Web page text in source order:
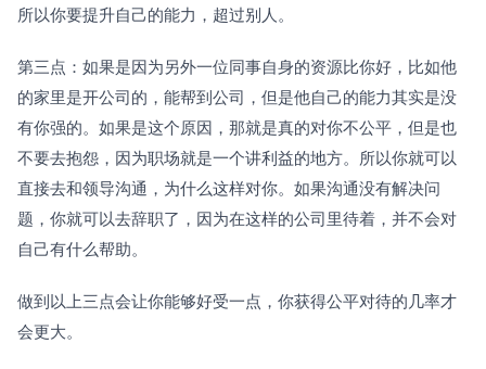
所以你要提升自己的能力，超过别人。
第三点：如果是因为另外一位同事自身的资源比你好，比如他
的家里是开公司的，能帮到公司，但是他自己的能力其实是没
有你强的。如果是这个原因，那就是真的对你不公平，但是也
不要去抱怨，因为职场就是一个讲利益的地方。所以你就可以
直接去和领导沟通，为什么这样对你。如果沟通没有解决问
题，你就可以去辞职了，因为在这样的公司里待着，并不会对
自己有什么帮助。
做到以上三点会让你能够好受一点，你获得公平对待的几率才
会更大。